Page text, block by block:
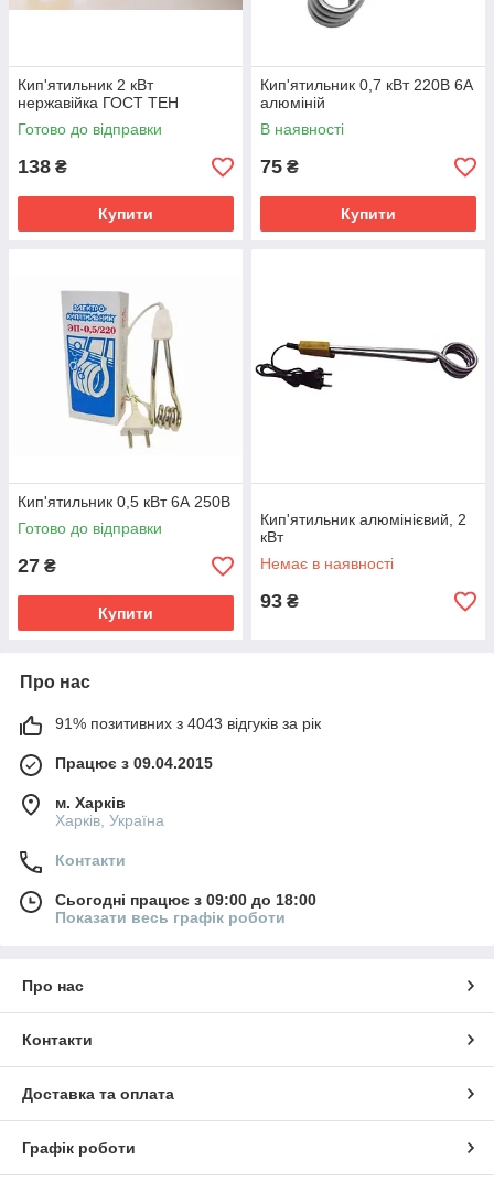
Кип'ятильник 2 кВт
нержавійка ГОСТ ТЕН
Готово до відправки
138 ₴
Купити
Кип'ятильник 0,7 кВт 220В 6А
алюміній
В наявності
75 ₴
Купити
Кип'ятильник 0,5 кВт 6А 250В
Готово до відправки
27 ₴
Купити
Кип'ятильник алюмінієвий, 2
кВт
Немає в наявності
93 ₴
Про нас
91% позитивних з 4043 відгуків за рік
Працює з 09.04.2015
м. Харків
Харків, Україна
Контакти
Сьогодні працює з 09:00 до 18:00
Показати весь графік роботи
Про нас
Контакти
Доставка та оплата
Графік роботи